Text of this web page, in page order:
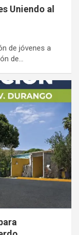
Uniendo al
de jóvenes a
de…